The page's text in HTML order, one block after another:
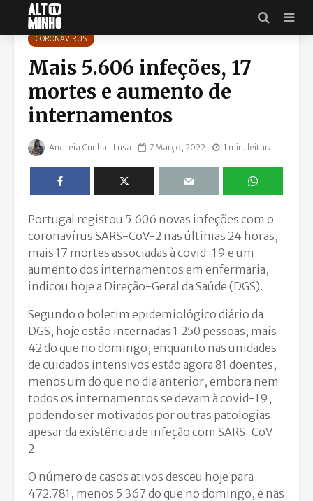
CORONAVÍRUS
Mais 5.606 infeções, 17
mortes e aumento de
internamentos
Andreia Cunha | Lusa 7 Março, 2022 1 min. leitura
Portugal registou 5.606 novas infeções com o
coronavírus SARS-CoV-2 nas últimas 24 horas,
mais 17 mortes associadas à covid-19 e um
aumento dos internamentos em enfermaria,
indicou hoje a Direção-Geral da Saúde (DGS).
Segundo o boletim epidemiológico diário da
DGS, hoje estão internadas 1.250 pessoas, mais
42 do que no domingo, enquanto nas unidades
de cuidados intensivos estão agora 81 doentes,
menos um do que no dia anterior, embora nem
todos os internamentos se devam à covid-19,
podendo ser motivados por outras patologias
apesar da existência de infeção com SARS-CoV-
2.
O número de casos ativos desceu hoje para
472.781, menos 5.367 do que no domingo, e nas